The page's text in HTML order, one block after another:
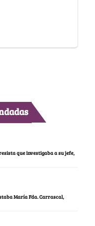
que investigaba a su jefe,
María Fda. Carrascal,